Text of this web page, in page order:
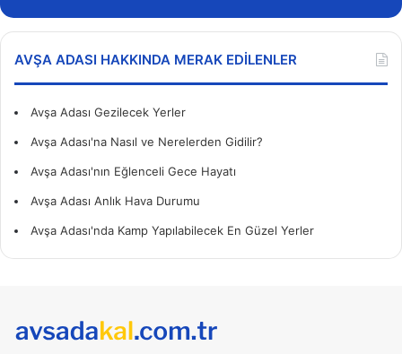
AVŞA ADASI HAKKINDA MERAK EDILENLER
Avşa Adası Gezilecek Yerler
Avşa Adası'na Nasıl ve Nerelerden Gidilir?
Avşa Adası'nın Eğlenceli Gece Hayatı
Avşa Adası Anlık Hava Durumu
Avşa Adası'nda Kamp Yapılabilecek En Güzel Yerler